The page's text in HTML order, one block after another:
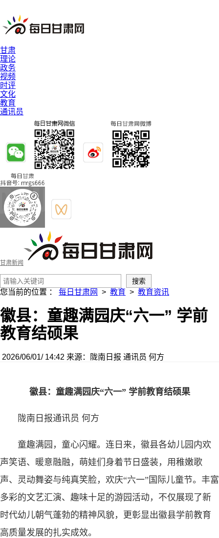
甘肃
理论
政务
视频
时评
文化
教育
通讯员
甘肃新闻
您当前的位置 ： 每日甘肃网 > 教育 > 教育资讯
徽县：童趣满园庆“六一” 学前
教育结硕果
2026/06/01/ 14:42 来源：陇南日报 通讯员 何方
徽县：童趣满园庆“六一” 学前教育结硕果
陇南日报通讯员 何方
童趣满园，童心闪耀。连日来，徽县各幼儿园内欢
声笑语、暖意融融，萌娃们身着节日盛装，用稚嫩歌
声、灵动舞姿与纯真笑脸，欢庆“六一”国际儿童节。丰富
多彩的文艺汇演、趣味十足的游园活动，不仅展现了新
时代幼儿朝气蓬勃的精神风貌，更彰显出徽县学前教育
高质量发展的扎实成效。